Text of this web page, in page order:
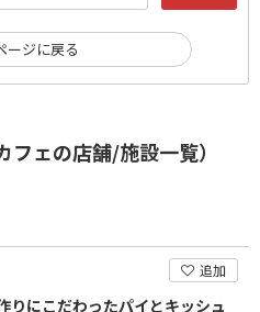
ェの店舗/施設一覧）
追加
りにこだわったパイとキッシュ
ージに戻る